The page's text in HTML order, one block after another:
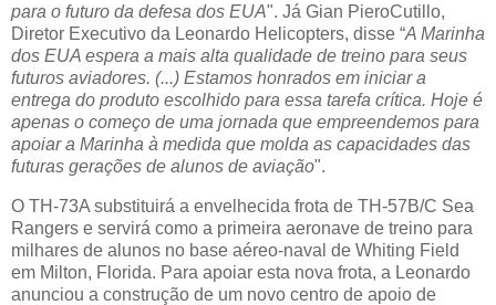
para o futuro da defesa dos EUA". Já Gian PieroCutillo,
Diretor Executivo da Leonardo Helicopters, disse “A Marinha
dos EUA espera a mais alta qualidade de treino para seus
futuros aviadores. (...) Estamos honrados em iniciar a
entrega do produto escolhido para essa tarefa crítica. Hoje é
apenas o começo de uma jornada que empreendemos para
apoiar a Marinha à medida que molda as capacidades das
futuras gerações de alunos de aviação".
O TH-73A substituirá a envelhecida frota de TH-57B/C Sea
Rangers e servirá como a primeira aeronave de treino para
milhares de alunos no base aéreo-naval de Whiting Field
em Milton, Florida. Para apoiar esta nova frota, a Leonardo
anunciou a construção de um novo centro de apoio de